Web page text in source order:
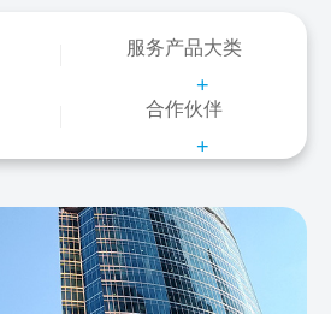
服务产品大类
+
合作伙伴
+